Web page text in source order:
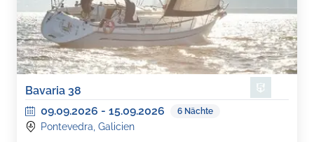
Bavaria 38
09.09.2026 - 15.09.2026 6 Nächte
Pontevedra, Galicien